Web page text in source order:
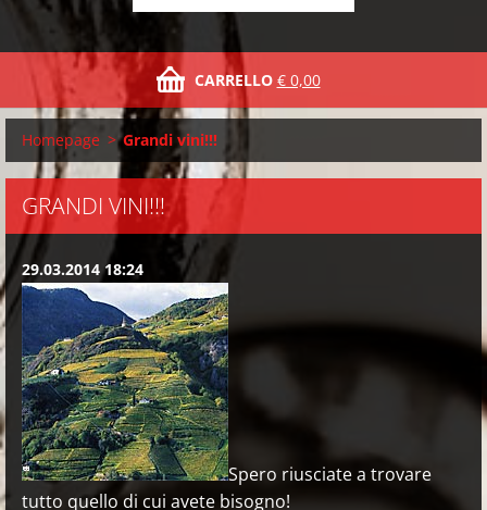
CARRELLO € 0,00
Homepage > Grandi vini!!!
GRANDI VINI!!!
29.03.2014 18:24
Spero riusciate a trovare
tutto quello di cui avete bisogno!